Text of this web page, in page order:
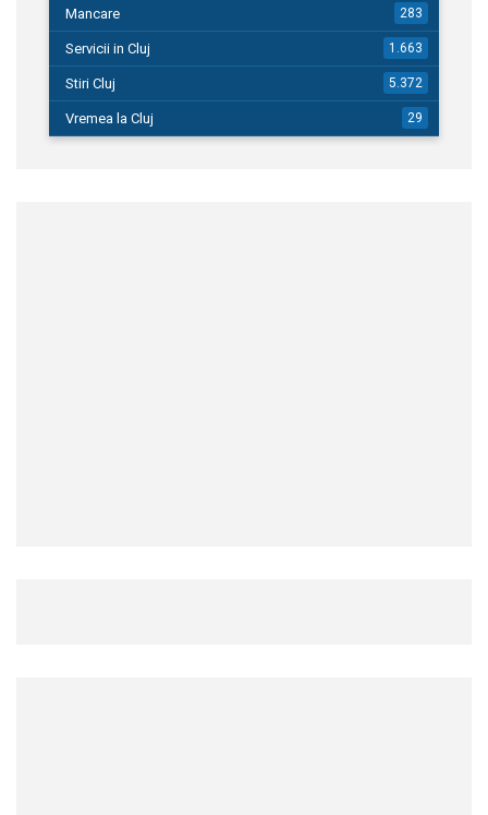
Mancare 283
Servicii in Cluj 1.663
Stiri Cluj 5.372
Vremea la Cluj 29